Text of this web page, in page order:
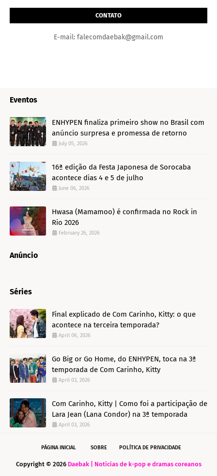
CONTATO
E-mail: falecomdaebak@gmail.com
Eventos
ENHYPEN finaliza primeiro show no Brasil com
anúncio surpresa e promessa de retorno
July 05, 2026
16ª edição da Festa Japonesa de Sorocaba
acontece dias 4 e 5 de julho
June 06, 2026
Hwasa (Mamamoo) é confirmada no Rock in
Rio 2026
February 26, 2026
Anúncio
Séries
Final explicado de Com Carinho, Kitty: o que
acontece na terceira temporada?
April 06, 2026
Go Big or Go Home, do ENHYPEN, toca na 3ª
temporada de Com Carinho, Kitty
April 03, 2026
Com Carinho, Kitty | Como foi a participação de
Lara Jean (Lana Condor) na 3ª temporada
April 03, 2026
PÁGINA INICIAL SOBRE POLÍTICA DE PRIVACIDADE
Copyright © 2026 Daebak | Notícias de k-pop e dramas coreanos